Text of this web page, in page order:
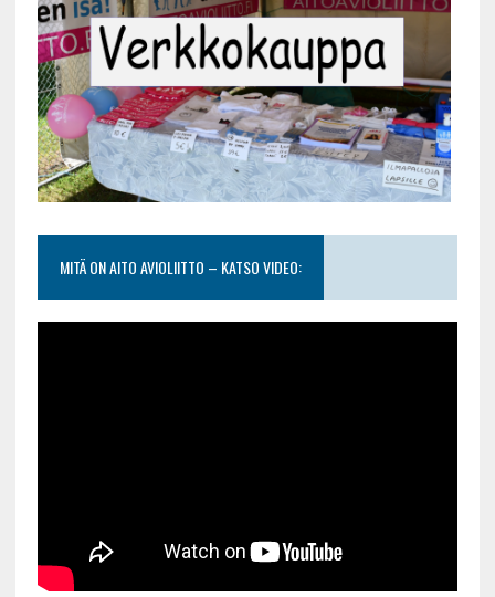
MITÄ ON AITO AVIOLIITTO – KATSO VIDEO: